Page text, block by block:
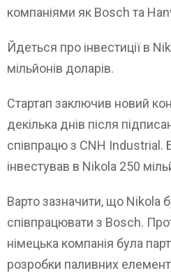
компаніями як Bosch та
Йдеться про інвестиції в
мільйонів доларів.
Стартап заключив новий
декілька днів після
співпрацю з CNH Industrial.
інвестував в Nikola 250
Варто зазначити, що Nikola
співпрацювати з Bosch.
німецька компанія була
розробки паливних